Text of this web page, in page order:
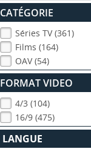
CATÉGORIE
Séries TV (361)
Films (164)
OAV (54)
FORMAT VIDEO
4/3 (104)
16/9 (475)
LANGUE